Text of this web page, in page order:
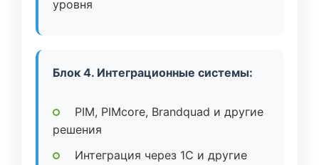
уровня
Блок 4. Интеграционные системы:
PIM, PIMcore, Brandquad и другие
решения
Интеграция через 1C и другие